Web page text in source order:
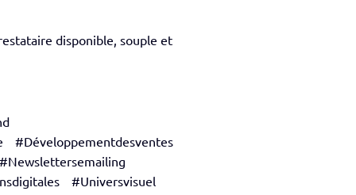
disponible, souple et
#Développementdesventes
#Newslettersemailing
#Universvisuel